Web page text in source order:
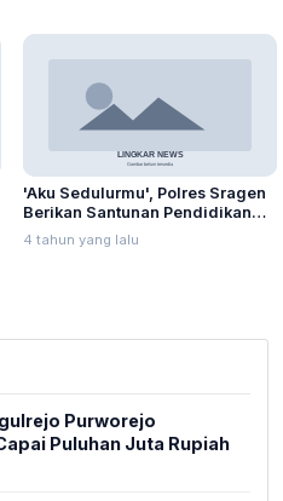
'Aku Sedulurmu', Polres Sragen
Berikan Santunan Pendidikan
Anak Yatim Piatu
4 tahun yang lalu
Purworejo
Puluhan Juta Rupiah